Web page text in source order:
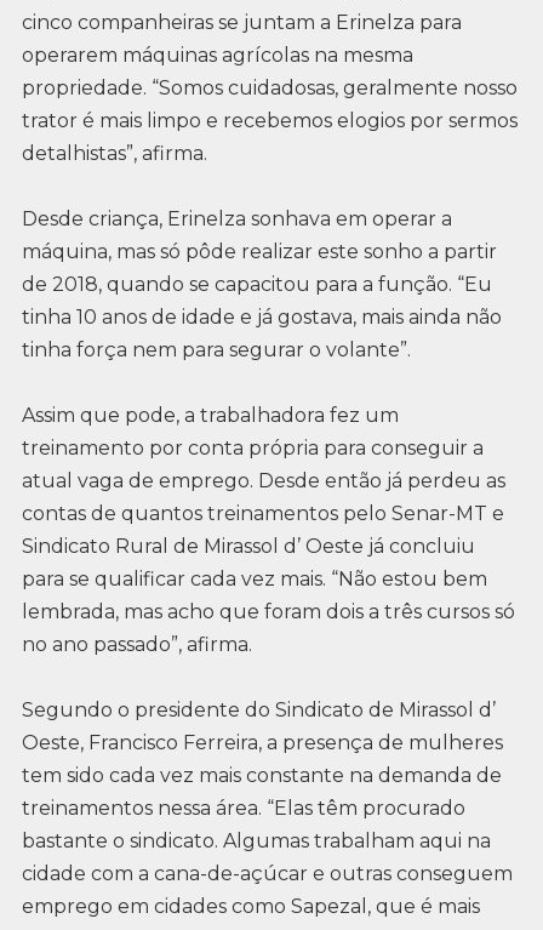
cinco companheiras se juntam a Erinelza para
operarem máquinas agrícolas na mesma
propriedade. “Somos cuidadosas, geralmente nosso
trator é mais limpo e recebemos elogios por sermos
detalhistas”, afirma.
Desde criança, Erinelza sonhava em operar a
máquina, mas só pôde realizar este sonho a partir
de 2018, quando se capacitou para a função. “Eu
tinha 10 anos de idade e já gostava, mais ainda não
tinha força nem para segurar o volante”.
Assim que pode, a trabalhadora fez um
treinamento por conta própria para conseguir a
atual vaga de emprego. Desde então já perdeu as
contas de quantos treinamentos pelo Senar-MT e
Sindicato Rural de Mirassol d’ Oeste já concluiu
para se qualificar cada vez mais. “Não estou bem
lembrada, mas acho que foram dois a três cursos só
no ano passado”, afirma.
Segundo o presidente do Sindicato de Mirassol d’
Oeste, Francisco Ferreira, a presença de mulheres
tem sido cada vez mais constante na demanda de
treinamentos nessa área. “Elas têm procurado
bastante o sindicato. Algumas trabalham aqui na
cidade com a cana-de-açúcar e outras conseguem
emprego em cidades como Sapezal, que é mais